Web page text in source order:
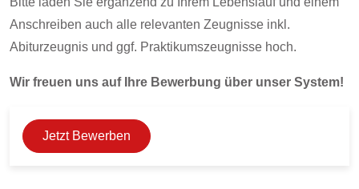
Anschreiben auch alle relevanten Zeugnisse inkl.
Abiturzeugnis und ggf. Praktikumszeugnisse hoch.
Wir freuen uns auf Ihre Bewerbung über unser System!
Jetzt Bewerben